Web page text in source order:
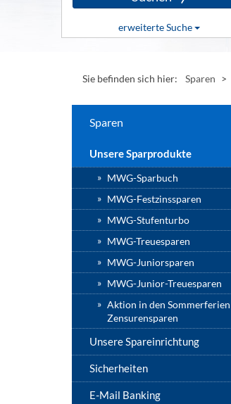
Suche
erweiterte Suche
hier,
um
Suchoptionen
anzuzeigen
Sie befinden sich hier: Sparen >
Sparen
Unsere Sparprodukte
MWG-Sparbuch
MWG-Festzinssparen
MWG-Stufenturbo
MWG-Treuesparen
MWG-Juniorsparen
MWG-Junior-Treuesparen
Aktion in den Sommerferien
Zensurensparen
Unsere Spareinrichtung
Sicherheiten
E-Mail Banking